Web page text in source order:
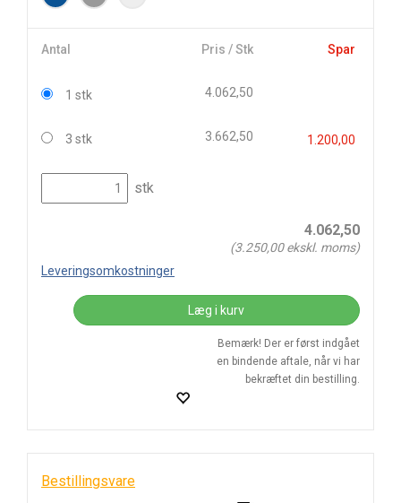
Antal Pris / Stk Spar
1 stk 4.062,50
3 stk 3.662,50 1.200,00
stk
4.062,50
(3.250,00ekskl. moms)
Leveringsomkostninger
Læg i kurv
Bemærk! Der er først indgået
en bindende aftale, når vi har
bekræftet din bestilling.
Bestillingsvare